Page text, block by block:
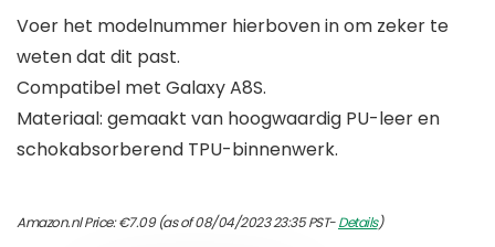
Voer het modelnummer hierboven in om zeker te
weten dat dit past.
Compatibel met Galaxy A8S.
Materiaal: gemaakt van hoogwaardig PU-leer en
schokabsorberend TPU-binnenwerk.
Amazon.nl Price:€7.09(as of 08/04/2023 23:35 PST-Details)